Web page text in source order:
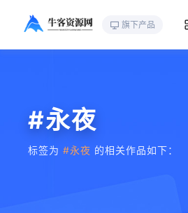
旗下产品
#永夜
标签为 #永夜 的相关作品如下：